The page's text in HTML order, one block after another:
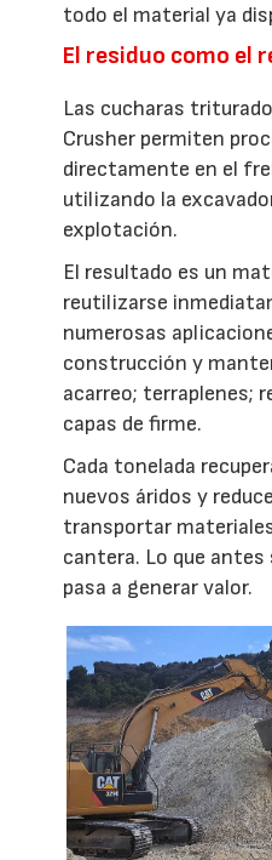
todo el material ya
El residuo como el
Las cucharas
Crusher permiten
directamente en el
utilizando la
explotación.
El resultado es un
reutilizarse
numerosas
construcción y
acarreo; terraplenes;
capas de firme.
Cada tonelada
nuevos áridos y
transportar
cantera. Lo que
pasa a generar valor.